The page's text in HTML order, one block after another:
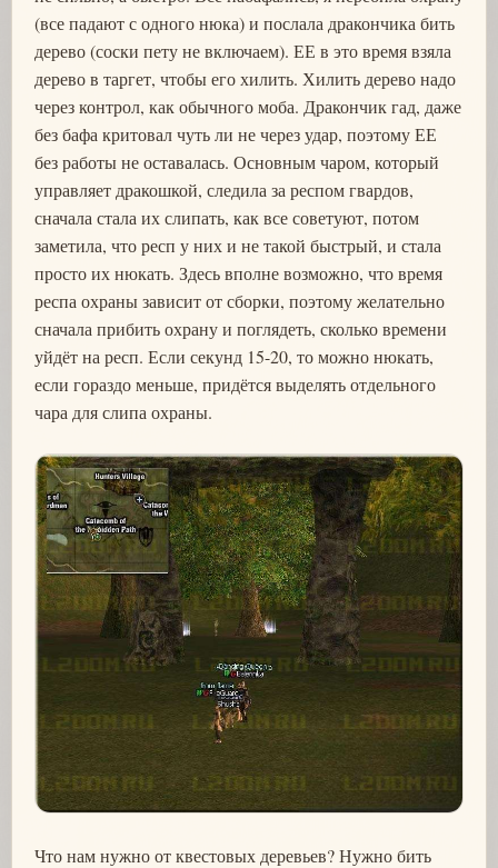
(все падают с одного нюка) и послала дракончика бить
дерево (соски пету не включаем). ЕЕ в это время взяла
дерево в таргет, чтобы его хилить. Хилить дерево надо
через контрол, как обычного моба. Дракончик гад, даже
без бафа критовал чуть ли не через удар, поэтому ЕЕ
без работы не оставалась. Основным чаром, который
управляет дракошкой, следила за респом гвардов,
сначала стала их слипать, как все советуют, потом
заметила, что респ у них и не такой быстрый, и стала
просто их нюкать. Здесь вполне возможно, что время
респа охраны зависит от сборки, поэтому желательно
сначала прибить охрану и поглядеть, сколько времени
уйдёт на респ. Если секунд 15-20, то можно нюкать,
если гораздо меньше, придётся выделять отдельного
чара для слипа охраны.
Что нам нужно от квестовых деревьев? Нужно бить